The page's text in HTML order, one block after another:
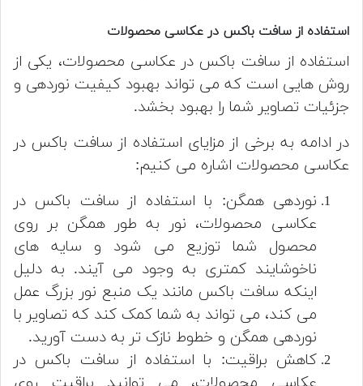
استفاده از سافت باکس در عکاسی محصولات
استفاده از سافت باکس در عکاسی محصولات، یکی از
روش هایی است که می تواند بهبود کیفیت نوردهی و
جزئیات تصاویر شما را بهبود بخشد.
در ادامه به برخی از مزایای استفاده از سافت باکس در
عکاسی محصولات اشاره می کنیم:
نوردهی همگن: با استفاده از سافت باکس در
عکاسی محصولات، نور به طور همگن بر روی
محصول شما توزیع می شود و سایه های
ناخوشایند کمتری به وجود می آیند. به دلیل
اینکه سافت باکس مانند یک منبع نور بزرگ عمل
می کند، می تواند به شما کمک کند که تصاویر با
نوردهی همگن و خطوط نازک تر به دست آورید.
کاهش براقیت: با استفاده از سافت باکس در